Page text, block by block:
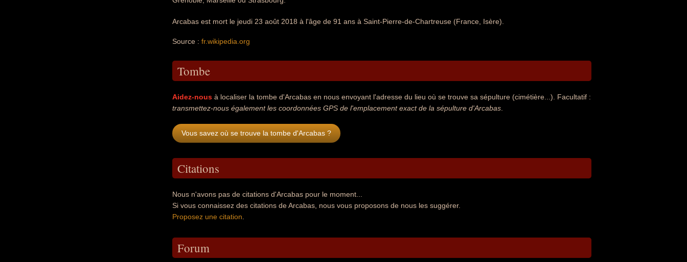
Arcabas est mort le jeudi 23 août 2018 à l'âge de 91 ans à Saint-Pierre-de-Chartreuse (France, Isère).
Source : fr.wikipedia.org
Tombe
Aidez-nous à localiser la tombe d'Arcabas en nous envoyant l'adresse du lieu où se trouve sa sépulture (cimétière...). Facultatif :
transmettez-nous également les coordonnées GPS de l'emplacement exact de la sépulture d'Arcabas
Vous savez où se trouve la tombe d'Arcabas ?
Citations
Nous n'avons pas de citations d'Arcabas pour le moment...
Si vous connaissez des citations de Arcabas, nous vous proposons de nous les suggérer.
Proposez une citation
Forum